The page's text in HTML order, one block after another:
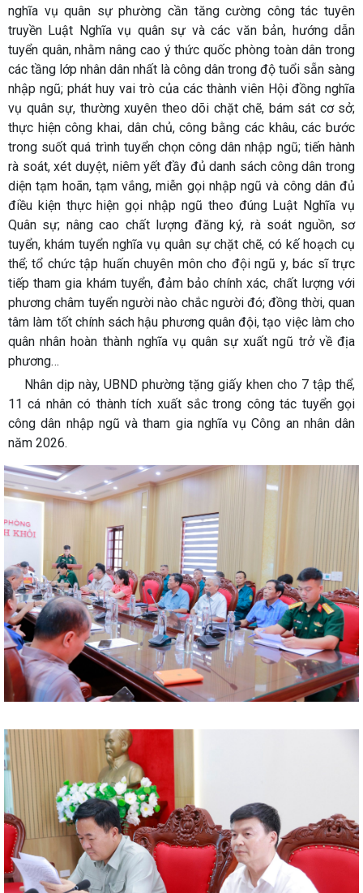
nghĩa vụ quân sự phường cần tăng cường công tác tuyên
truyền Luật Nghĩa vụ quân sự và các văn bản, hướng dẫn
tuyển quân, nhằm nâng cao ý thức quốc phòng toàn dân trong
các tầng lớp nhân dân nhất là công dân trong độ tuổi sẵn sàng
nhập ngũ; phát huy vai trò của các thành viên Hội đồng nghĩa
vụ quân sự, thường xuyên theo dõi chặt chẽ, bám sát cơ sở;
thực hiện công khai, dân chủ, công bằng các khâu, các bước
trong suốt quá trình tuyển chọn công dân nhập ngũ; tiến hành
rà soát, xét duyệt, niêm yết đầy đủ danh sách công dân trong
diện tạm hoãn, tạm vắng, miễn gọi nhập ngũ và công dân đủ
điều kiện thực hiện gọi nhập ngũ theo đúng Luật Nghĩa vụ
Quân sự; nâng cao chất lượng đăng ký, rà soát nguồn, sơ
tuyển, khám tuyển nghĩa vụ quân sự chặt chẽ, có kế hoạch cụ
thể; tổ chức tập huấn chuyên môn cho đội ngũ y, bác sĩ trực
tiếp tham gia khám tuyển, đảm bảo chính xác, chất lượng với
phương châm tuyển người nào chắc người đó; đồng thời, quan
tâm làm tốt chính sách hậu phương quân đội, tạo việc làm cho
quân nhân hoàn thành nghĩa vụ quân sự xuất ngũ trở về địa
phương…
Nhân dịp này, UBND phường tặng giấy khen cho 7 tập thể,
11 cá nhân có thành tích xuất sắc trong công tác tuyển gọi
công dân nhập ngũ và tham gia nghĩa vụ Công an nhân dân
năm 2026.